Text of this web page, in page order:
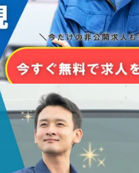
よう！／